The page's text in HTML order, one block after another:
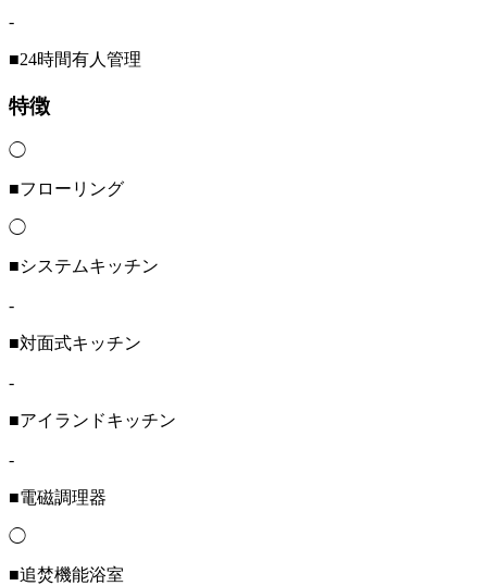
-
■24時間有人管理
特徴
◯
■フローリング
◯
■システムキッチン
-
■対面式キッチン
-
■アイランドキッチン
-
■電磁調理器
◯
■追焚機能浴室